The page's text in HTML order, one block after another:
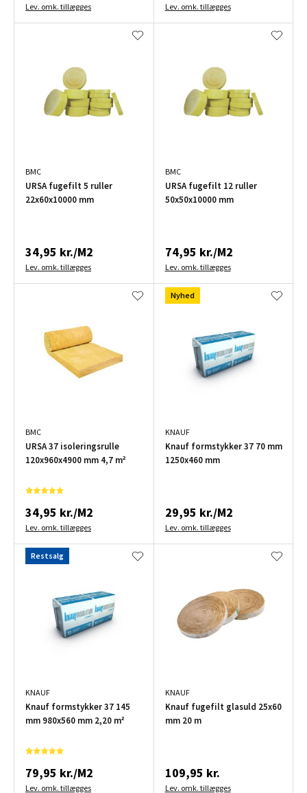
Lev. omk. tillægges Lev. omk. tillægges
BMC
URSA fugefilt 5 ruller
22x60x10000 mm
34,95 kr./M2
Lev. omk. tillægges
BMC
URSA fugefilt 12 ruller
50x50x10000 mm
74,95 kr./M2
Lev. omk. tillægges
BMC
URSA 37 isoleringsrulle
120x960x4900 mm 4,7 m²
34,95 kr./M2
Lev. omk. tillægges
Nyhed
KNAUF
Knauf formstykker 37 70 mm
1250x460 mm
29,95 kr./M2
Lev. omk. tillægges
Restsalg
KNAUF
Knauf formstykker 37 145
mm 980x560 mm 2,20 m²
79,95 kr./M2
Lev. omk. tillægges
KNAUF
Knauf fugefilt glasuld 25x60
mm 20 m
109,95 kr.
Lev. omk. tillægges